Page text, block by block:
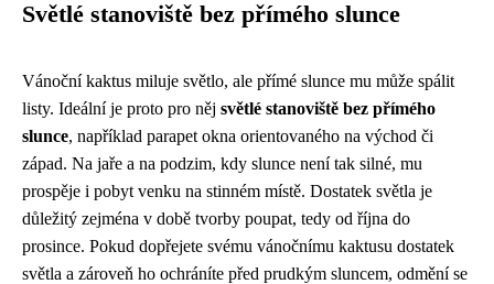
Světlé stanoviště bez přímého slunce
Vánoční kaktus miluje světlo, ale přímé slunce mu může spálit
listy. Ideální je proto pro něj světlé stanoviště bez přímého
slunce, například parapet okna orientovaného na východ či
západ. Na jaře a na podzim, kdy slunce není tak silné, mu
prospěje i pobyt venku na stinném místě. Dostatek světla je
důležitý zejména v době tvorby poupat, tedy od října do
prosince. Pokud dopřejete svému vánočnímu kaktusu dostatek
světla a zároveň ho ochráníte před prudkým sluncem, odmění se